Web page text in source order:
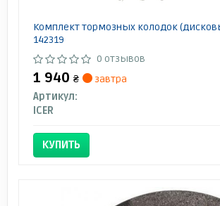
Комплект тормозных колодок
142319
0 отзывов
1 940 ₴
завтра
Артикул:
ICER
КУПИТЬ